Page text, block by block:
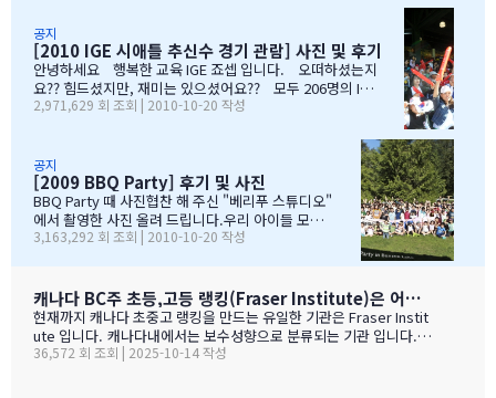
들은 댓글로 남겨주시면, 카톡 혹은 메일로 보내드리겠습니다. 감
사합니다.…
선택이였는데......추천 받은 세 군 데 중에서 선택한 IGE.....서비스
마인드가 확실하고 고객을 끝까지 책임질 줄 아는 회사였습니다.한
국 학생이 적은 웨스트 벤쿠버. 그리고 정 사장님이 추천해주신 caulf
eild.....최고의 선택이였습니다. 아이들은 지난 주 부터 계속 farew
ell party입니다.지난 주에 큰애는 6학년 남자 애들 모두 모여서 이번
에 떠나는 한국 아이 2명을 위한 피자파티에 참석하였고 이번 주는 6
학년 아이들끼리 노벤에 있는 레이저텍에서 번개 모임을 하고 놀다가
왔습니다.둘째는 친했던 친구들 집에 초대를 받아서 4명의 친구와 돌
아가면서 sleep over하느라 집에 들어오질 않습니…
공지
[2010 IGE 시애틀 추신수 경기 관람] 사진 및 후기
안녕하세요 행복한 교육 IGE 죠셉 입니다. 오떠하셨는지
요?? 힘드셨지만, 재미는 있으셨어요?? 모두 206명의 IGE
가족분들이 참석하셨으며, 무사히 이벤트 마무리되었습니
습니다. 감사합니다...꾸벅!!! 이른 아침부터 준비하시고,
국경에서 장작 3시간동안 시간이 걸리셨고....오마이갓~!!!
그래두 미국땅은 밟아보았죠~~추신수도 보고~~야구경기도
보고~~~따뜻한 햇빛아래에서 시원한 맥주도....ㅋㅋㅋ ^^
아버님/어머님들의 여유스러운 모습에 저 또한 신나드라고
요~~~응원도 힘차게 하며...단지 추신수 선수가 뒷 돌아보지
않아서 아쉬웠지만...........( 쫌~~ 뒤를 돌아보고 손 한번 흔
떠나면 고생이죠??? ㅋㅋㅋㅋㅋㅋ …
2,971,629 회 조회 | 2010-10-20 작성
공지
[2009 BBQ Party] 후기 및 사진
BBQ Party 때 사진협찬 해 주신 "베리푸 스튜디오"
에서 촬영한 사진 올려 드립니다.우리 아이들 모
습 잘 찾아 보세요..혹시나 빠진 가족이 있더라도 용
3,163,292 회 조회 | 2010-10-20 작성
캐나다 BC주 초등,고등 랭킹(Fraser Institute)은 어떻게 만들어 지나 ?
현재까지 캐나다 초중고 랭킹을 만드는 유일한 기관은 Fraser Instit
ute 입니다. 캐나다내에서는 보수성향으로 분류되는 기관 입니다.
하여간일반적으로 학교 랭킹 하면 학교의 성적 그러니까 표준 시험결
36,572 회 조회 | 2025-10-14 작성